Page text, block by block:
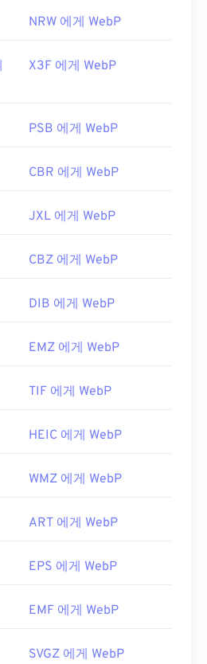
NRW 에게 WebP
X3F 에게 WebP
PSB 에게 WebP
CBR 에게 WebP
JXL 에게 WebP
CBZ 에게 WebP
DIB 에게 WebP
EMZ 에게 WebP
TIF 에게 WebP
HEIC 에게 WebP
WMZ 에게 WebP
ART 에게 WebP
EPS 에게 WebP
EMF 에게 WebP
SVGZ 에게 WebP